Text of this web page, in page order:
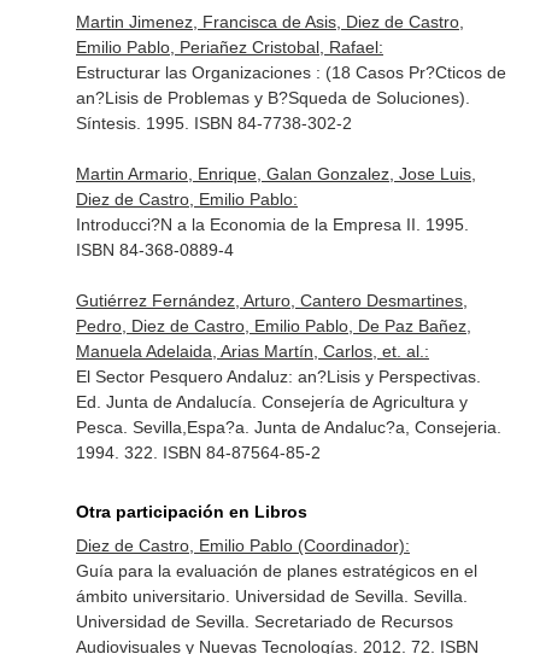
Martin Jimenez, Francisca de Asis, Diez de Castro,
Emilio Pablo, Periañez Cristobal, Rafael:
Estructurar las Organizaciones : (18 Casos Pr?Cticos de
an?Lisis de Problemas y B?Squeda de Soluciones).
Síntesis. 1995. ISBN 84-7738-302-2
Martin Armario, Enrique, Galan Gonzalez, Jose Luis,
Diez de Castro, Emilio Pablo:
Introducci?N a la Economia de la Empresa II. 1995.
ISBN 84-368-0889-4
Gutiérrez Fernández, Arturo, Cantero Desmartines,
Pedro, Diez de Castro, Emilio Pablo, De Paz Bañez,
Manuela Adelaida, Arias Martín, Carlos, et. al.:
El Sector Pesquero Andaluz: an?Lisis y Perspectivas.
Ed. Junta de Andalucía. Consejería de Agricultura y
Pesca. Sevilla,Espa?a. Junta de Andaluc?a, Consejeria.
1994. 322. ISBN 84-87564-85-2
Otra participación en Libros
Diez de Castro, Emilio Pablo (Coordinador):
Guía para la evaluación de planes estratégicos en el
ámbito universitario. Universidad de Sevilla. Sevilla.
Universidad de Sevilla. Secretariado de Recursos
Audiovisuales y Nuevas Tecnologías. 2012. 72. ISBN